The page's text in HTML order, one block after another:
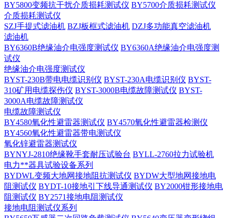
BY5800变频抗干扰介质损耗测试仪 BY5700介质损耗测试仪
介质损耗测试仪
SZJ手提式滤油机 BZJ板框式滤油机 DZJ多功能真空滤油机
滤油机
BY6360B绝缘油介电强度测试仪 BY6360A绝缘油介电强度测
试仪
绝缘油介电强度测试仪
BYST-230B带电电缆识别仪 BYST-230A电缆识别仪 BYST-
310矿用电缆探伤仪 BYST-3000B电缆故障测试仪 BYST-
3000A电缆故障测试仪
电缆故障测试仪
BY4580氧化性避雷器测试仪 BY4570氧化性避雷器检测仪
BY4560氧化性避雷器带电测试仪
氧化锌避雷器测试仪
BYNYJ-2810绝缘靴手套耐压试验台 BYLL-2760拉力试验机
电力**器具试验设备系列
BYDWL变频大地网接地阻抗测试仪 BYDW大型地网接地电
阻测试仪 BYDT-10接地引下线导通测试仪 BY2000钳形接地电
阻测试仪 BY2571接地电阻测试仪
接地电阻测试仪系列